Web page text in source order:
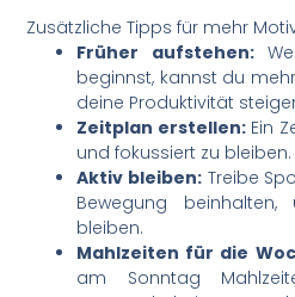
Zusätzliche Tipps für mehr
Früher aufstehen:
beginnst, kannst du
deine Produktivität
Zeitplan erstellen:Ein
und fokussiert zu bleiben.
Aktiv bleiben: Treibe
Bewegung
bleiben.
Mahlzeiten für die
am Sonntag